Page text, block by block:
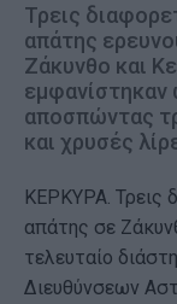
Τρεις
απάτης
Ζάκυνθο και
εμφανίστηκαν
αποσπώντας
και χρυσές
ΚΕΡΚΥΡΑ. Τρεις
απάτης σε
τελευταίο
Διευθύνσεων